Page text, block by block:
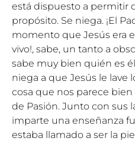
está dispuesto a permitir
propósito. Se niega. ¡El
momento que Jesús era
vivo!, sabe, un tanto a
sabe muy bien quién es
niega a que Jesús le lave
cosa que nos parece
de Pasión. Junto con sus
imparte una enseñanza
estaba llamado a ser la